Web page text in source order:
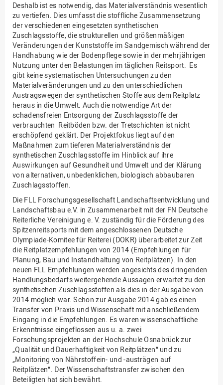
Deshalb ist es notwendig, das Materialverständnis wesentlich
zu vertiefen. Dies umfasst die stoffliche Zusammensetzung
der verschiedenen eingesetzten synthetischen
Zuschlagsstoffe, die strukturellen und größenmäßigen
Veränderungen der Kunststoffe im Sandgemisch während der
Handhabung wie der Bodenpflege sowie in der mehrjährigen
Nutzung unter den Belastungen im täglichen Reitsport. Es
gibt keine systematischen Untersuchungen zu den
Materialveränderungen und zu den unterschiedlichen
Austragswegen der synthetischen Stoffe aus dem Reitplatz
heraus in die Umwelt. Auch die notwendige Art der
schadensfreien Entsorgung der Zuschlagsstoffe der
verbrauchten Reitböden bzw. der Tretschichten ist nicht
erschöpfend geklärt. Der Projektfokus liegt auf den
Maßnahmen zum tieferen Materialverständnis der
synthetischen Zuschlagsstoffe im Hinblick auf ihre
Auswirkungen auf Gesundheit und Umwelt und der Klärung
von alternativen, unbedenklichen, biologisch abbaubaren
Zuschlagsstoffen.
Die FLL Forschungsgesellschaft Landschaftsentwicklung und
Landschaftsbau e.V. in Zusammenarbeit mit der FN Deutsche
Reiterliche Vereinigung e. V. zuständig für die Förderung des
Spitzenreitsports mit dem angeschlossenen Deutsche
Olympiade-Komitee für Reiterei (DOKR) überarbeitet zur Zeit
die Reitplatzempfehlungen von 2014 (Empfehlungen für
Planung, Bau und Instandhaltung von Reitplätzen). In den
neuen FLL Empfehlungen werden angesichts des dringenden
Handlungsbedarfs weitergehende Aussagen erwartet zu den
synthetischen Zuschlagsstoffen als dies in der Ausgabe von
2014 möglich war. Schon zur Ausgabe 2014 gab es einen
Transfer von Praxis und Wissenschaft mit anschließendem
Eingang in die Empfehlungen. Es waren wissenschaftliche
Erkenntnisse eingeflossen aus u. a. zwei
Forschungsprojekten an der Hochschule Osnabrück zur
„Qualität und Dauerhaftigkeit von Reitplätzen“ und zu
„Monitoring von Nährstoffein- und -austrägen auf
Reitplätzen“. Der Wissenschaftstransfer zwischen den
Beteiligten hat sich bewährt.